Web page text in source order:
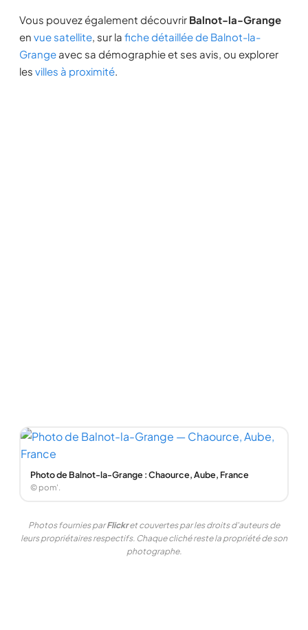
Vous pouvez également découvrir Balnot-la-Grange
en vue satellite, sur la fiche détaillée de Balnot-la-
Grange avec sa démographie et ses avis, ou explorer
les villes à proximité.
Photo de Balnot-la-Grange : Chaource, Aube, France
© pom'.
Photos fournies parFlickret couvertes par les droits d'auteurs de
leurs propriétaires respectifs. Chaque cliché reste la propriété de son
photographe.